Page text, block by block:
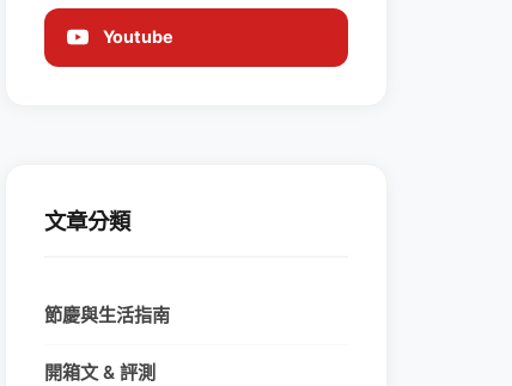
Youtube
文章分類
節慶與生活指南
開箱文 & 評測